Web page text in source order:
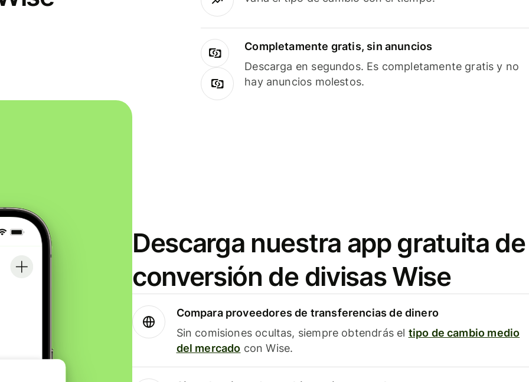
Completamente gratis, sin anuncios
Descarga en segundos. Es completamente gratis y no
hay anuncios molestos.
Descarga nuestra app gratuita de
conversión de divisas Wise
Compara proveedores de transferencias de dinero
Sin comisiones ocultas, siempre obtendrás el tipo de cambio medio
del mercado con Wise.